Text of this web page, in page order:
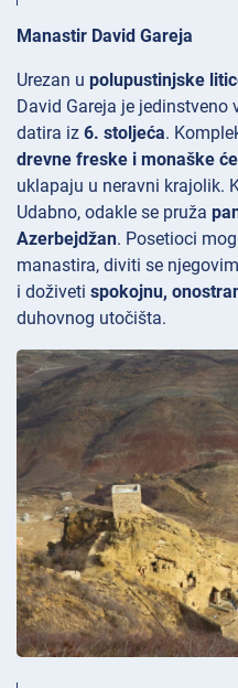
Manastir David Gareja
Urezan u polupustinjske
David Gareja je
datira iz 6. stoljeća.
drevne freske i monaške
uklapaju u neravni krajolik.
Udabno, odakle se pruža
Azerbejdžan. Posetioci
manastira, diviti se
i doživeti spokojnu,
duhovnog utočišta.